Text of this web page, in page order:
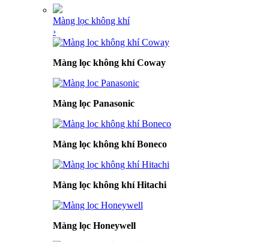
Màng lọc không khí
›
Màng lọc không khí Coway
Màng lọc Panasonic
Màng lọc không khí Boneco
Màng lọc không khí Hitachi
Màng lọc Honeywell